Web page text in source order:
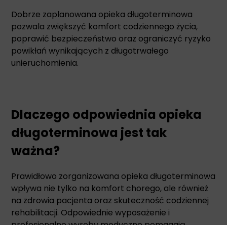
Dobrze zaplanowana opieka długoterminowa
pozwala zwiększyć komfort codziennego życia,
poprawić bezpieczeństwo oraz ograniczyć ryzyko
powikłań wynikających z długotrwałego
unieruchomienia.
Dlaczego odpowiednia opieka
długoterminowa jest tak
ważna?
Prawidłowo zorganizowana opieka długoterminowa
wpływa nie tylko na komfort chorego, ale również
na zdrowia pacjenta oraz skuteczność codziennej
rehabilitacji. Odpowiednie wyposażenie i